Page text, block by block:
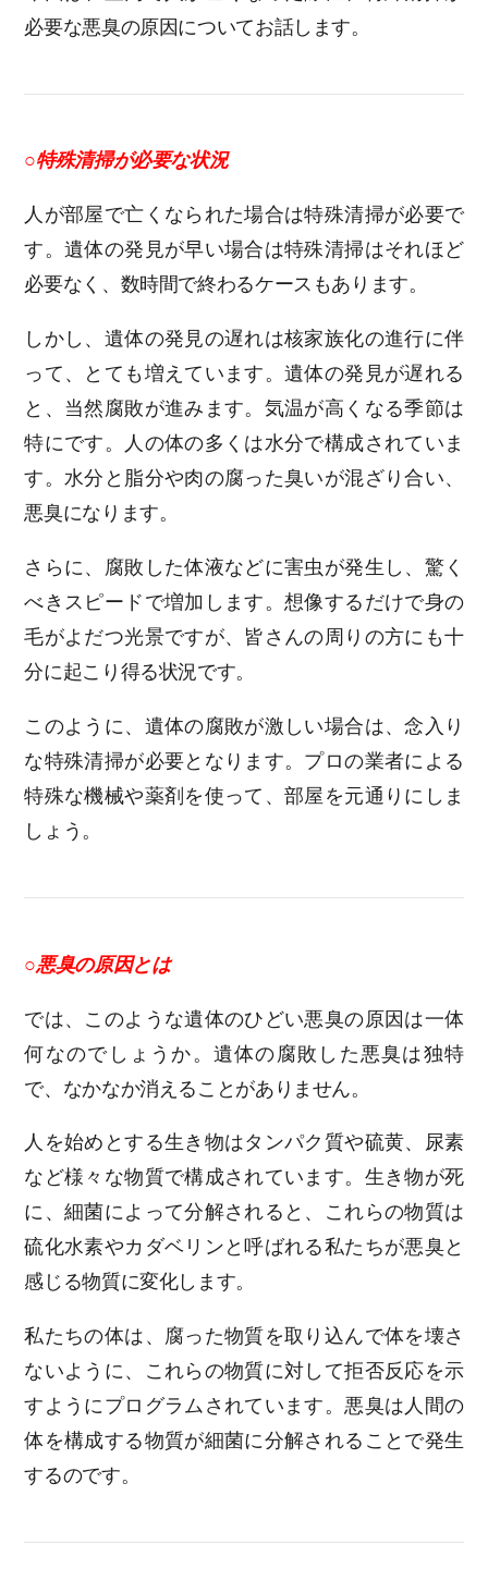
必要な悪臭の原因についてお話します。
○特殊清掃が必要な状況
人が部屋で亡くなられた場合は特殊清掃が必要で
す。遺体の発見が早い場合は特殊清掃はそれほど
必要なく、数時間で終わるケースもあります。
しかし、遺体の発見の遅れは核家族化の進行に伴
って、とても増えています。遺体の発見が遅れる
と、当然腐敗が進みます。気温が高くなる季節は
特にです。人の体の多くは水分で構成されていま
す。水分と脂分や肉の腐った臭いが混ざり合い、
悪臭になります。
さらに、腐敗した体液などに害虫が発生し、驚く
べきスピードで増加します。想像するだけで身の
毛がよだつ光景ですが、皆さんの周りの方にも十
分に起こり得る状況です。
このように、遺体の腐敗が激しい場合は、念入り
な特殊清掃が必要となります。プロの業者による
特殊な機械や薬剤を使って、部屋を元通りにしま
しょう。
○悪臭の原因とは
では、このような遺体のひどい悪臭の原因は一体
何なのでしょうか。遺体の腐敗した悪臭は独特
で、なかなか消えることがありません。
人を始めとする生き物はタンパク質や硫黄、尿素
など様々な物質で構成されています。生き物が死
に、細菌によって分解されると、これらの物質は
硫化水素やカダベリンと呼ばれる私たちが悪臭と
感じる物質に変化します。
私たちの体は、腐った物質を取り込んで体を壊さ
ないように、これらの物質に対して拒否反応を示
すようにプログラムされています。悪臭は人間の
体を構成する物質が細菌に分解されることで発生
するのです。